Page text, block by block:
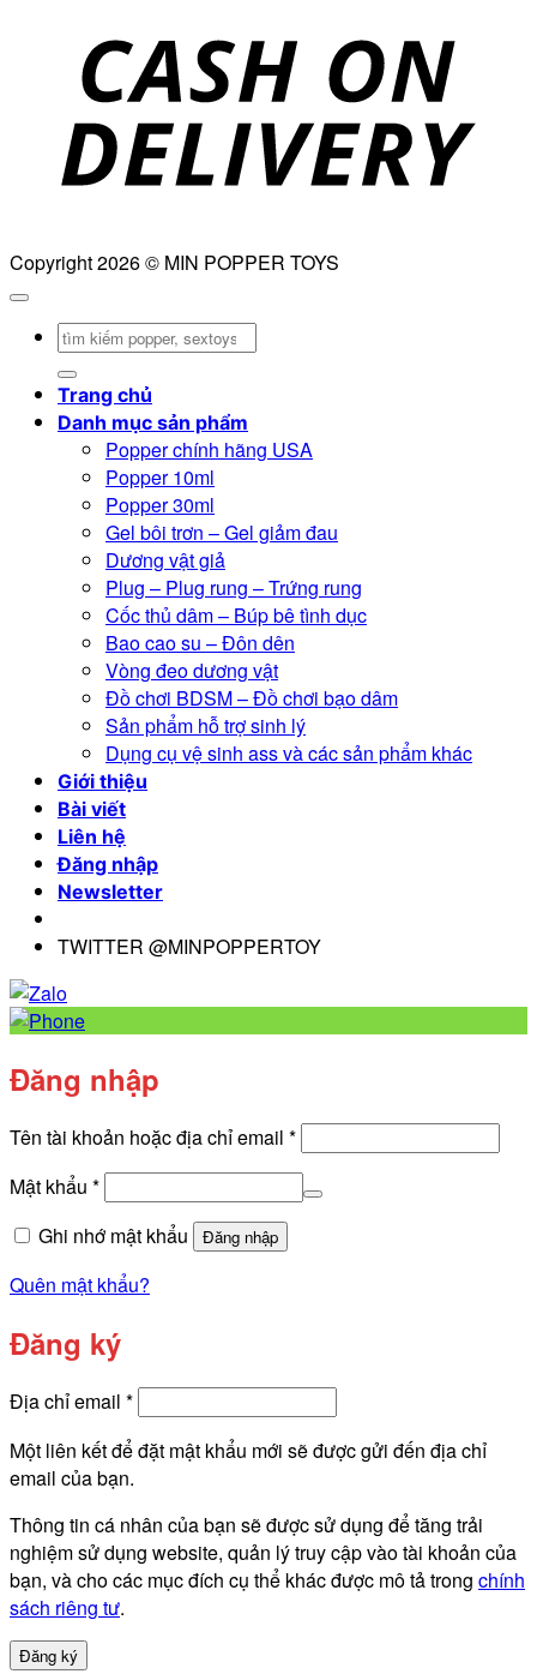
Copyright 2026 © MIN POPPER TOYS
Tìm
Trang chủ
Danh mục sản phẩm
Popper chính hãng USA
Popper 10ml
Popper 30ml
Gel bôi trơn – Gel giảm đau
Dương vật giả
Plug – Plug rung – Trứng rung
Cốc thủ dâm – Búp bê tình dục
Bao cao su – Đôn dên
Vòng đeo dương vật
Đồ chơi BDSM – Đồ chơi bạo dâm
Sản phẩm hỗ trợ sinh lý
Dụng cụ vệ sinh ass và các sản phẩm khác
Giới thiệu
Bài viết
Liên hệ
Đăng nhập
Newsletter
TWITTER @MINPOPPERTOY
Đăng nhập
Tên tài khoản hoặc địa chỉ email *Bắt
Mật khẩu *Bắt
Ghi nhớ mật khẩu
Đăng nhập
Quên mật khẩu?
Đăng ký
Địa chỉ email *Bắt
Một liên kết để đặt mật khẩu mới sẽ được gửi đến địa chỉ
email của bạn.
Thông tin cá nhân của bạn sẽ được sử dụng để tăng trải
nghiệm sử dụng website, quản lý truy cập vào tài khoản của
bạn, và cho các mục đích cụ thể khác được mô tả trong chính
sách riêng tư.
Đăng ký